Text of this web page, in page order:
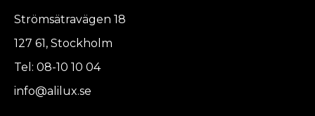
Strömsätravägen 18
127 61, Stockholm
Tel: 08-10 10 04
info@alilux.se